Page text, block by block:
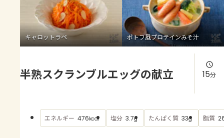
よくあるお問い合わせ
お買い物
AJINOMOTO PARK とは
キャロットラペ ポトフ風プロテインみそ汁
半熟スクランブルエッグの献立 15分
エネルギー 476kcal 塩分 3.7g たんぱく質 33g 脂質